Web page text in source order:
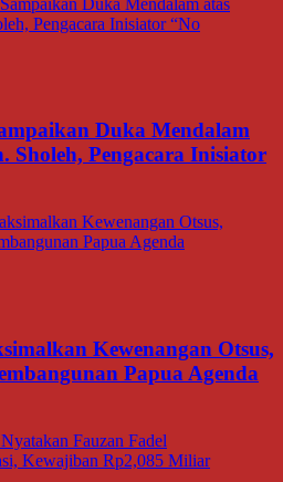
Duka Mendalam
Sholeh, Pengacara Inisiator
Kewenangan Otsus,
Papua Agenda